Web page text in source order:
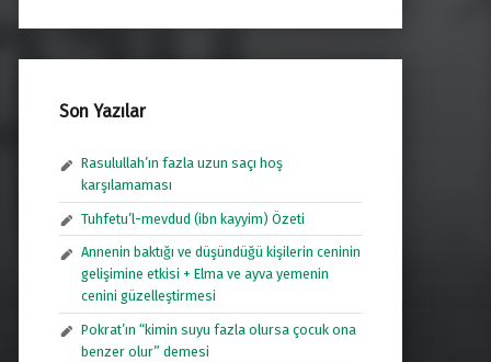
Son Yazılar
Rasulullah’ın fazla uzun saçı hoş
karşılamaması
Tuhfetu’l-mevdud (ibn kayyim) Özeti
Annenin baktığı ve düşündüğü kişilerin ceninin
gelişimine etkisi + Elma ve ayva yemenin
cenini güzelleştirmesi
Pokrat’ın “kimin suyu fazla olursa çocuk ona
benzer olur” demesi